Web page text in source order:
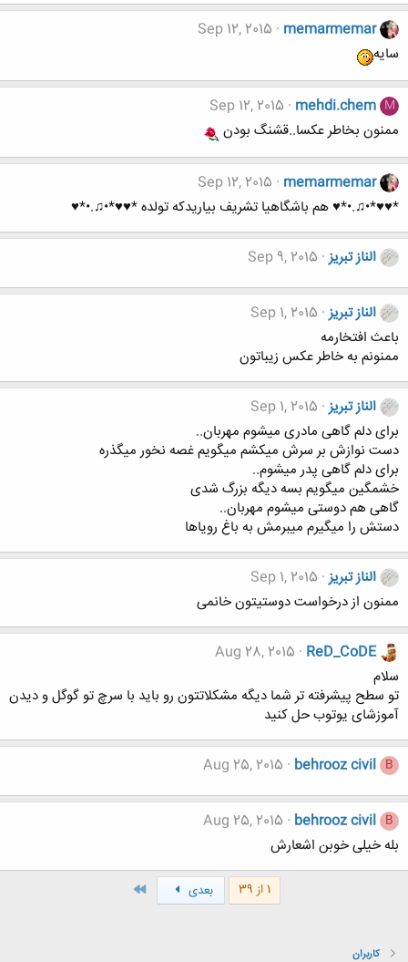
memarmemar
Sep 12, 2015
سایه
M
mehdi.chem
Sep 12, 2015
ممنون بخاطر عکسا..قشنگ بودن
memarmemar
Sep 12, 2015
*♥♥*•♫.•*♥ هم باشگاهیا تشریف بیاریدکه تولده *♥♥*•♫.•*♥
الناز تبریز Sep 9, 2015
الناز تبریز Sep 1, 2015
باعث افتخارمه
ممنونم به خاطر عکس زیباتون
الناز تبریز Sep 1, 2015
برای دلم گاهی مادری میشوم مهربان..
دست نوازش بر سرش میکشم میگویم غصه نخور میگذره
برای دلم گاهی پدر میشوم..
خشمگین میگویم بسه دیگه بزرگ شدی
گاهی هم دوستی میشوم مهربان..
دستش را میگیرم میبرمش به باغ رویاها
الناز تبریز Sep 1, 2015
ممنون از درخواست دوستیتون خانمی
ReD_CoDE
Aug 28, 2015
سلام
تو سطح پیشرفته تر شما دیگه مشکلاتتون رو باید با سرچ تو گوگل و دیدن
آموزشای یوتوب حل کنید
B
behrooz civil
Aug 25, 2015
B
behrooz civil
Aug 25, 2015
بله خیلی خوبن اشعارش
1 از 39 بعدی
کاربران